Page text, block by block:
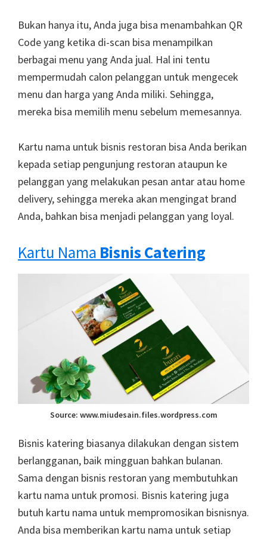
Bukan hanya itu, Anda juga bisa menambahkan QR
Code yang ketika di-scan bisa menampilkan
berbagai menu yang Anda jual. Hal ini tentu
mempermudah calon pelanggan untuk mengecek
menu dan harga yang Anda miliki. Sehingga,
mereka bisa memilih menu sebelum memesannya.
Kartu nama untuk bisnis restoran bisa Anda berikan
kepada setiap pengunjung restoran ataupun ke
pelanggan yang melakukan pesan antar atau home
delivery, sehingga mereka akan mengingat brand
Anda, bahkan bisa menjadi pelanggan yang loyal.
Kartu Nama Bisnis Catering
Source: www.miudesain.files.wordpress.com
Bisnis katering biasanya dilakukan dengan sistem
berlangganan, baik mingguan bahkan bulanan.
Sama dengan bisnis restoran yang membutuhkan
kartu nama untuk promosi. Bisnis katering juga
butuh kartu nama untuk mempromosikan bisnisnya.
Anda bisa memberikan kartu nama untuk setiap